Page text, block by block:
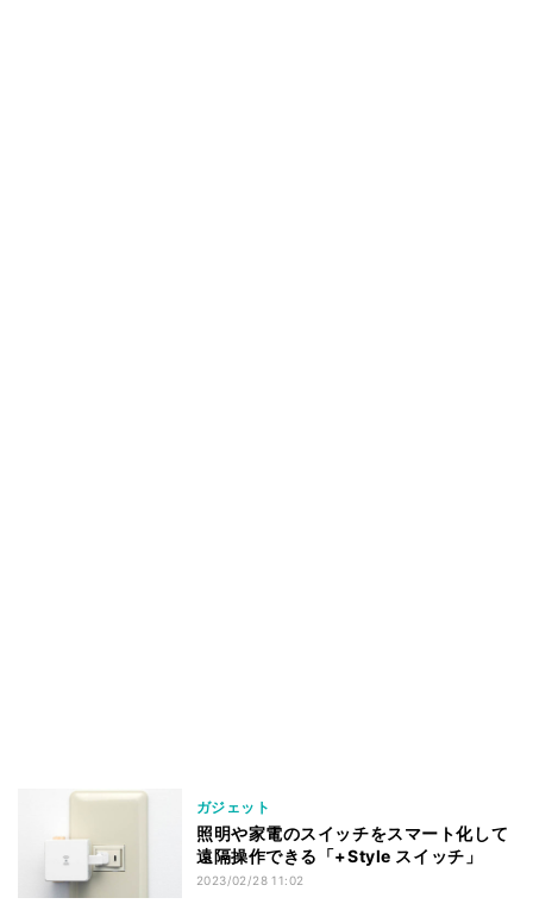
ガジェット
照明や家電のスイッチをスマート化して
遠隔操作できる「+Style スイッチ」
2023/02/28 11:02